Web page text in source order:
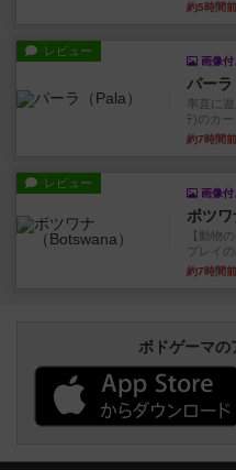
約5時間前
レビュー
画像付
パーラ
率直に
ﾃ)のカ
約7時間前
レビュー
画像付
ボツワ
【動物
プレイ
約7時間前
ボドゲーマの